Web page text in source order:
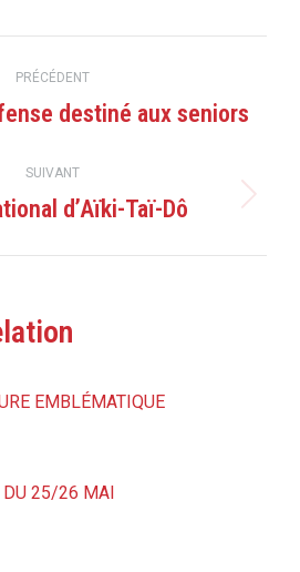
PRÉCÉDENT
Article
:
destiné aux seniors
SUIVANT
Article
d’Aïki-Taï-Dô
EMBLÉMATIQUE
DU 25/26 MAI